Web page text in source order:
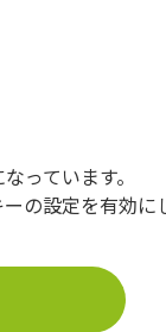
っています。
の設定を有効に